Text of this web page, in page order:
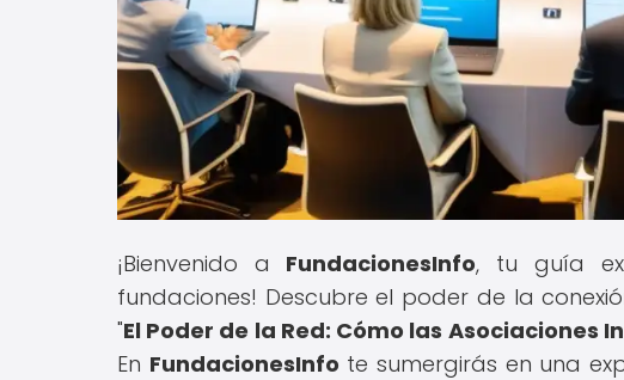
¡Bienvenido a FundacionesInfo, tu guía
fundaciones! Descubre el poder de la
"El Poder de la Red: Cómo las
En FundacionesInfo te sumergirás en una